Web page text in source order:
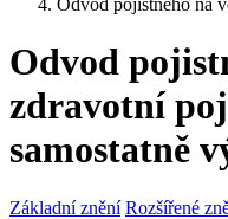
Odvod
zdravotní
samostatně
Základní znění Rozšířené